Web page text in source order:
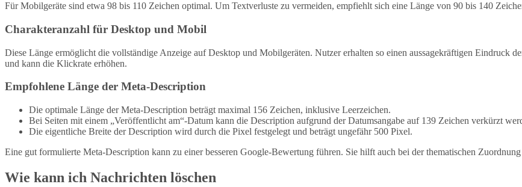
Für Mobilgeräte sind etwa 98 bis 110 Zeichen optimal. Um Textverluste zu vermeiden, empfiehlt sich eine Länge von 90 bis 140
Charakteranzahl für Desktop und Mobil
Diese Länge ermöglicht die vollständige Anzeige auf Desktop und Mobilgeräten. Nutzer erhalten so einen aussagekräftigen Eindruck
und kann die Klickrate erhöhen.
Empfohlene Länge der Meta-Description
Die optimale Länge der Meta-Description beträgt maximal 156 Zeichen, inklusive Leerzeichen.
Bei Seiten mit einem „Veröffentlicht am“-Datum kann die Description aufgrund der Datumsangabe auf 139 Zeichen verkürzt
Die eigentliche Breite der Description wird durch die Pixel festgelegt und beträgt ungefähr 500 Pixel.
Eine gut formulierte Meta-Description kann zu einer besseren Google-Bewertung führen. Sie hilft auch bei der thematischen
Wie kann ich Nachrichten löschen